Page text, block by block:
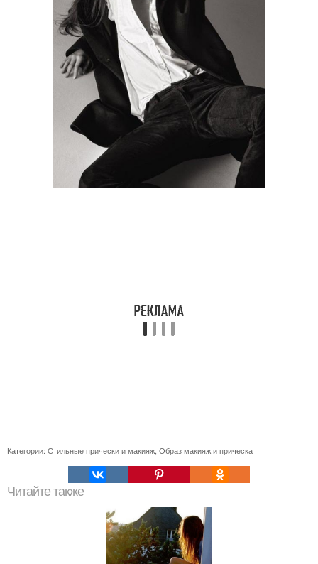
Категории: Стильные прически и макияж Образ макияж и прическа
Читайте также